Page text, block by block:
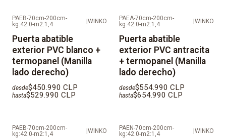
PAEB-70cm-200cm-
kg:42.0-m2:1,4
|WINKO
Puerta abatible
exterior PVC blanco +
termopanel (Manilla
lado derecho)
desde$450.990 CLP
hasta$529.990 CLP
PAEA-70cm-200cm-
kg:42.0-m2:1,4
|WINKO
Puerta abatible
exterior PVC antracita
+ termopanel (Manilla
lado derecho)
desde$554.990 CLP
hasta$654.990 CLP
PAEB-70cm-200cm-
kg:42.0-m2:1,4
WINKO
PAEN-70cm-200cm-
kg:42.0-m2:1,4
WINKO